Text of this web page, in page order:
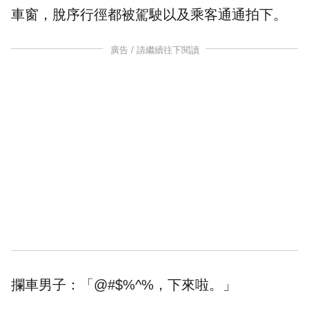
車窗，脫序行徑都被駕駛以及乘客通通拍下。
廣告 / 請繼續往下閱讀
攔車男子：「@#$%^%，下來啦。」